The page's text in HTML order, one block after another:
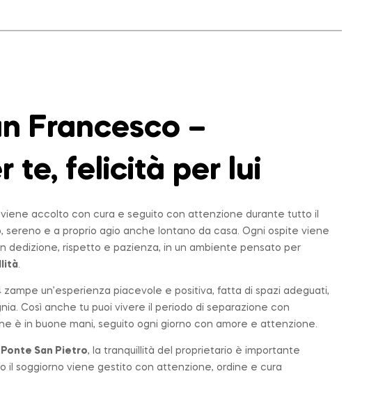
Francesco –
te, felicità per lui
accolto con cura e seguito con attenzione durante tutto il
sereno e a proprio agio anche lontano da casa. Ogni ospite viene
dedizione, rispetto e pazienza, in un ambiente pensato per
.
un’esperienza piacevole e positiva, fatta di spazi adeguati,
Così anche tu puoi vivere il periodo di separazione con
è in buone mani, seguito ogni giorno con amore e attenzione.
Ponte San Pietro, la tranquillità del proprietario è importante
il soggiorno viene gestito con attenzione, ordine e cura